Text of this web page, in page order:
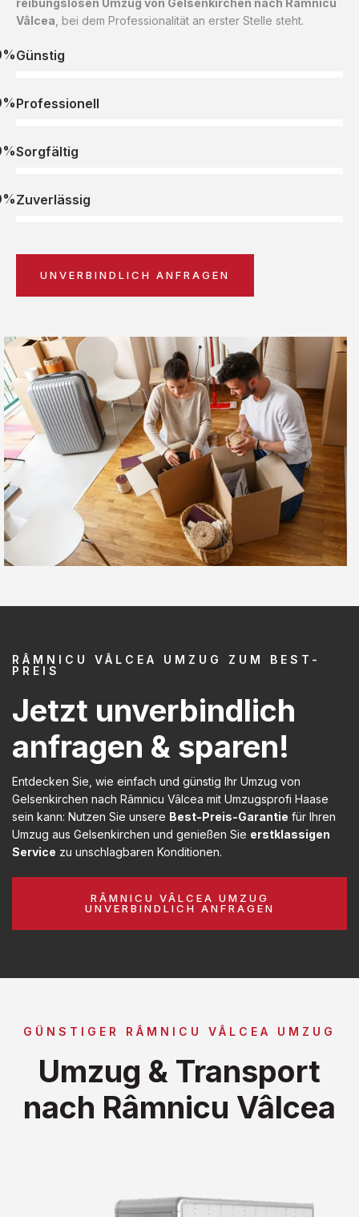
reibungslosen Umzug von Gelsenkirchen nach Râmnicu
Vâlcea , bei dem Professionalität an erster Stelle steht.
Günstig
Professionell
Sorgfältig
Zuverlässig
UNVERBINDLICH ANFRAGEN
RÂMNICU VÂLCEA UMZUG ZUM BEST-
PREIS
Jetzt unverbindlich
anfragen & sparen!
Entdecken Sie, wie einfach und günstig Ihr Umzug von
Gelsenkirchen nach Râmnicu Vâlcea mit Umzugsprofi Haase
sein kann: Nutzen Sie unsere Best-Preis-Garantie für Ihren
Umzug aus Gelsenkirchen und genießen Sie erstklassigen
Service zu unschlagbaren Konditionen.
RÂMNICU VÂLCEA UMZUG
UNVERBINDLICH ANFRAGEN
GÜNSTIGER RÂMNICU VÂLCEA UMZUG
Umzug & Transport
nach Râmnicu Vâlcea